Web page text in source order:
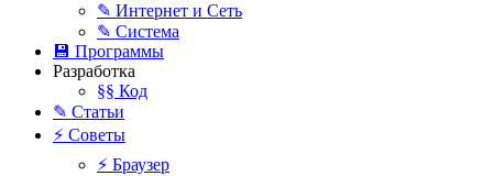
✎ Интернет и Сеть
✎ Система
💾 Программы
Разработка
§§ Код
✎ Статьи
⚡ Советы
⚡ Браузер